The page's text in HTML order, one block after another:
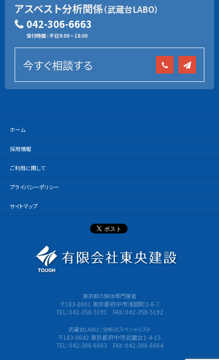
アスベスト分析関係（武蔵台LABO）
042-306-6663
受付時間 : 平日9:00 ~ 18:00
今すぐ相談する
ホーム
採用情報
ご利用に関して
プライバシーポリシー
サイトマップ
東京都の解体専門業者
〒183-0001 東京都府中市浅間町2-8-7
TEL：042-358-5191 FAX：042-358-5192
武蔵台LABO / 分析のスペシャリスト
〒183-0042 東京都府中市武蔵台1-4-15
TEL：042-306-6663 FAX：042-306-6664